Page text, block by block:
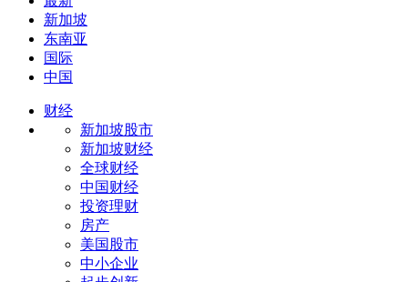
新加坡
东南亚
国际
中国
财经
新加坡股市
新加坡财经
全球财经
中国财经
投资理财
房产
美国股市
中小企业